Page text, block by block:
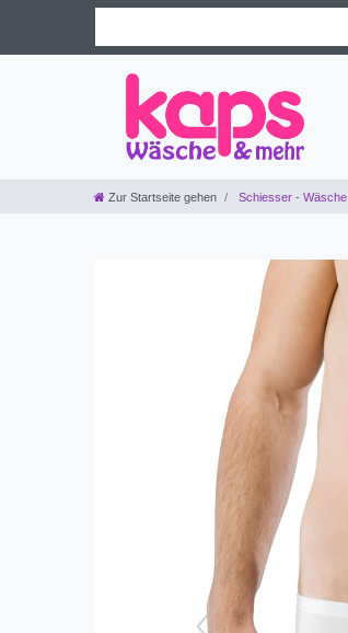
Zur Startseite gehen Schiesser - Wäsche